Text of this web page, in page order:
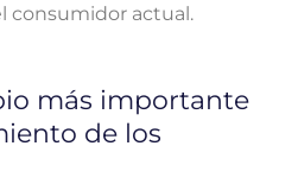
consumidor actual.
más importante
de los